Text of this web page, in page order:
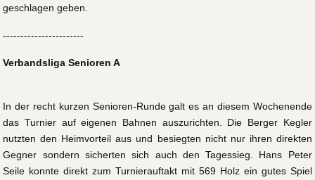
geschlagen geben.
-----------------------
Verbandsliga Senioren A
In der recht kurzen Senioren-Runde galt es an diesem Wochenende
das Turnier auf eigenen Bahnen auszurichten. Die Berger Kegler
nutzten den Heimvorteil aus und besiegten nicht nur ihren direkten
Gegner sondern sicherten sich auch den Tagessieg. Hans Peter
Seile konnte direkt zum Turnierauftakt mit 569 Holz ein gutes Spiel